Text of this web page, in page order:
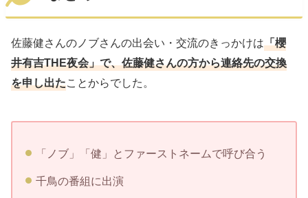
佐藤健さんのノブさんの出会い・交流のきっかけは「櫻
井有吉THE夜会」で、佐藤健さんの方から連絡先の交換
を申し出たことからでした。
「ノブ」「健」とファーストネームで呼び合う
千鳥の番組に出演